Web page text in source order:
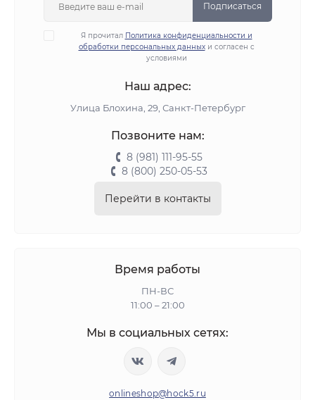
Подписаться
Я прочитал Политика конфиденциальности и
обработки персональных данныхи согласен с
условиями
Наш адрес:
Улица Блохина, 29, Санкт-Петербург
Позвоните нам:
8 (981) 111-95-55
8 (800) 250-05-53
Перейти в контакты
Время работы
ПН-ВС
11:00 – 21:00
Мы в социальных сетях:
onlineshop@hock5.ru